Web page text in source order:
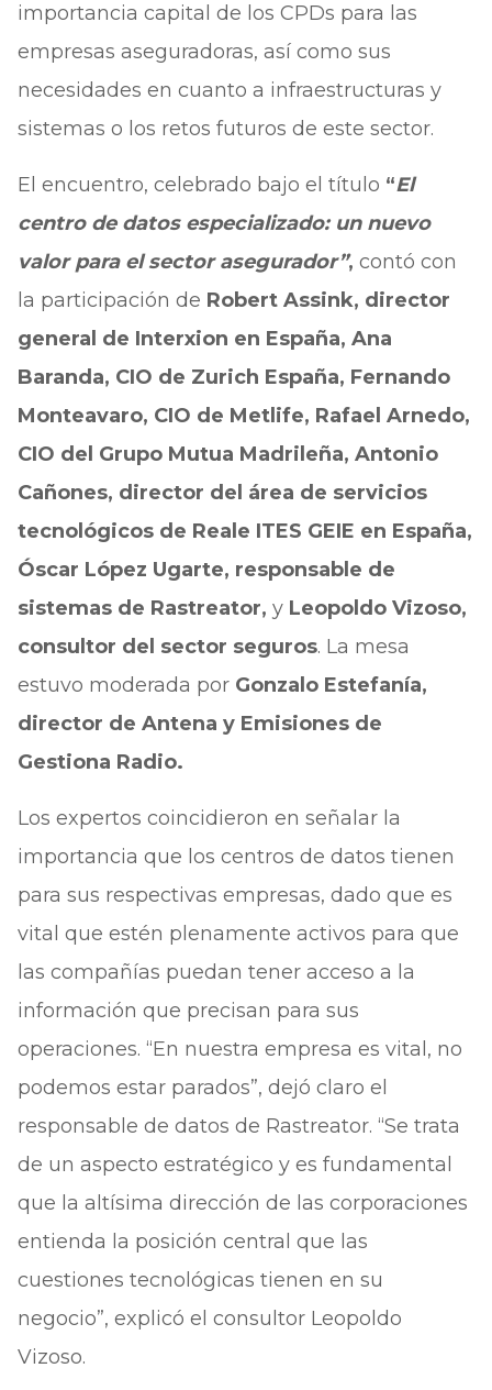
importancia capital de los CPDs para las
empresas aseguradoras, así como sus
necesidades en cuanto a infraestructuras y
sistemas o los retos futuros de este sector.
El encuentro, celebrado bajo el título “El
centro de datos especializado: un nuevo
valor para el sector asegurador”, contó con
la participación de Robert Assink, director
general de Interxion en España, Ana
Baranda, CIO de Zurich España, Fernando
Monteavaro, CIO de Metlife, Rafael Arnedo,
CIO del Grupo Mutua Madrileña, Antonio
Cañones, director del área de servicios
tecnológicos de Reale ITES GEIE en España,
Óscar López Ugarte, responsable de
sistemas de Rastreator, y Leopoldo Vizoso,
consultor del sector seguros. La mesa
estuvo moderada por Gonzalo Estefanía,
director de Antena y Emisiones de
Gestiona Radio.
Los expertos coincidieron en señalar la
importancia que los centros de datos tienen
para sus respectivas empresas, dado que es
vital que estén plenamente activos para que
las compañías puedan tener acceso a la
información que precisan para sus
operaciones. “En nuestra empresa es vital, no
podemos estar parados”, dejó claro el
responsable de datos de Rastreator. “Se trata
de un aspecto estratégico y es fundamental
que la altísima dirección de las corporaciones
entienda la posición central que las
cuestiones tecnológicas tienen en su
negocio”, explicó el consultor Leopoldo
Vizoso.